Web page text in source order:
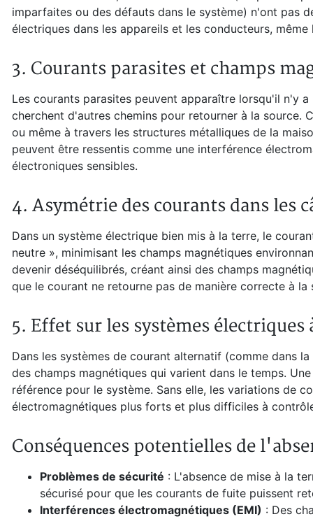
imparfaites ou des défauts dans le système) n'ont pas
électriques dans les appareils et les conducteurs,
3. Courants parasites et champs
Les courants parasites peuvent apparaître lorsqu'il n'y
cherchent d'autres chemins pour retourner à la source.
ou même à travers les structures métalliques de la
peuvent être ressentis comme une interférence
électroniques sensibles.
4. Asymétrie des courants dans les
Dans un système électrique bien mis à la terre, le
neutre », minimisant les champs magnétiques
devenir déséquilibrés, créant ainsi des champs
que le courant ne retourne pas de manière correcte à la
5. Effet sur les systèmes
Dans les systèmes de courant alternatif (comme dans
des champs magnétiques qui varient dans le temps.
référence pour le système. Sans elle, les variations de
électromagnétiques plus forts et plus difficiles à
Conséquences potentielles de
Problèmes de sécurité : L'absence de mise à la
sécurisé pour que les courants de fuite puissent
Interférences électromagnétiques (EMI) : Des